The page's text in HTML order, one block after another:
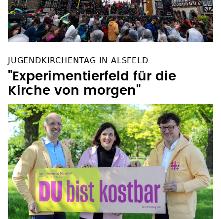
"Experimentierfeld für die
Kirche von morgen"